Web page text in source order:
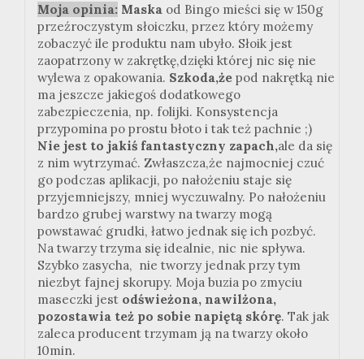
Moja opinia: Maska od Bingo mieści się w 150g
przeźroczystym słoiczku, przez który możemy
zobaczyć ile produktu nam ubyło. Słoik jest
zaopatrzony w zakrętkę,dzięki której nic się nie
wylewa z opakowania. Szkoda,że pod nakrętką nie
ma jeszcze jakiegoś dodatkowego
zabezpieczenia, np. folijki. Konsystencja
przypomina po prostu błoto i tak też pachnie ;)
Nie jest to jakiś fantastyczny zapach,ale da się
z nim wytrzymać. Zwłaszcza,że najmocniej czuć
go podczas aplikacji, po nałożeniu staje się
przyjemniejszy, mniej wyczuwalny. Po nałożeniu
bardzo grubej warstwy na twarzy mogą
powstawać grudki, łatwo jednak się ich pozbyć.
Na twarzy trzyma się idealnie, nic nie spływa.
Szybko zasycha, nie tworzy jednak przy tym
niezbyt fajnej skorupy. Moja buzia po zmyciu
maseczki jest odświeżona, nawilżona,
pozostawia też po sobie napiętą skórę. Tak jak
zaleca producent trzymam ją na twarzy około
10min.